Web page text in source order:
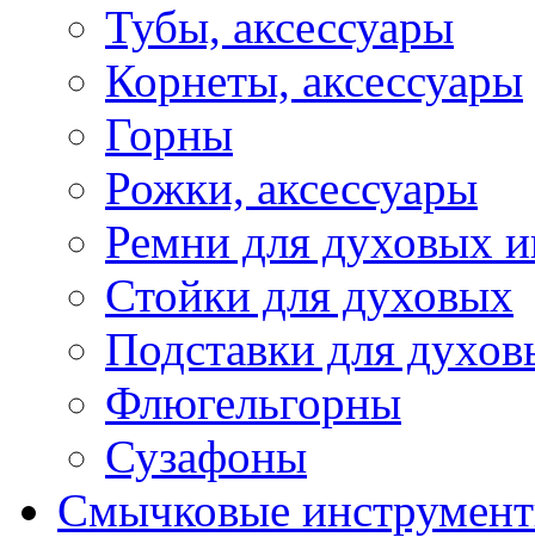
Тубы, аксессуары
Корнеты, аксессуары
Горны
Рожки, аксессуары
Ремни для духовых
Стойки для духовых
Подставки для
Флюгельгорны
Сузафоны
Смычковые